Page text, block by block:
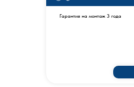
Гарантия на монтаж 3 года